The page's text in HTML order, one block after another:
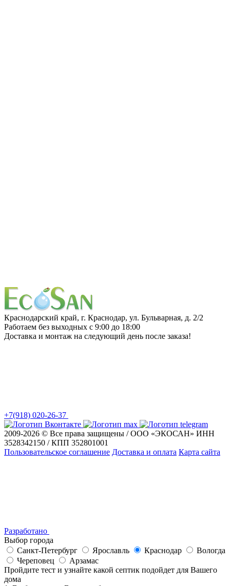
Краснодарский край, г. Краснодар, ул. Бульварная, д. 2/2
Работаем без выходных с 9:00 до 18:00
Доставка и монтаж на следующий день после заказа!
+7(918) 020-26-37
2009-2026 © Все права защищены / ООО «ЭКОСАН» ИНН
3528342150 / КПП 352801001
Пользовательское соглашение Доставка и оплата Карта сайта
Разработано
Выбор города
Санкт-Петербург
Ярославль Краснодар
Вологда
Череповец
Арзамас
Пройдите тест и узнайте какой септик подойдет для Вашего
дома